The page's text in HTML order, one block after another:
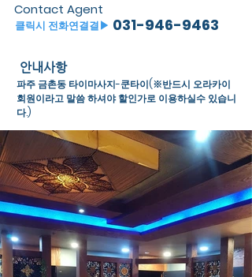
031-946-9463
Contact Agent
​클릭시 전화연결결▶
안내사항
파주 금촌동 타이마사지-쿤타이(※반드시 오라카이
회원이라고 말씀 하셔야 할인가로 이용하실수 있습니
다.)